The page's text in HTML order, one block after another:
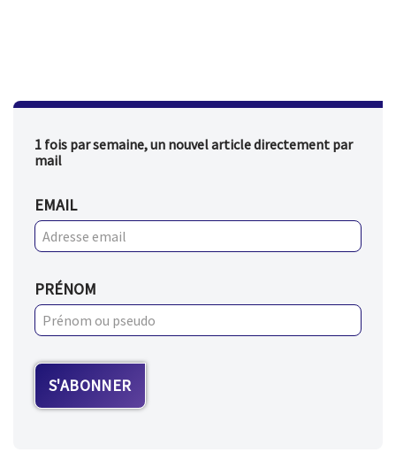
1 fois par semaine, un nouvel article directement par
mail
EMAIL
PRÉNOM